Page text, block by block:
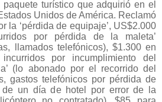
turístico que adquirió en el
Unidos de América. Reclamó
la ‘pérdida de equipaje’, US$2.000
por pérdida de la maleta’
llamados telefónicos), $1.300 en
por incumplimiento del
(lo abonado por el recorrido del
gastos telefónicos por pérdida de
de un día de hotel por error de la